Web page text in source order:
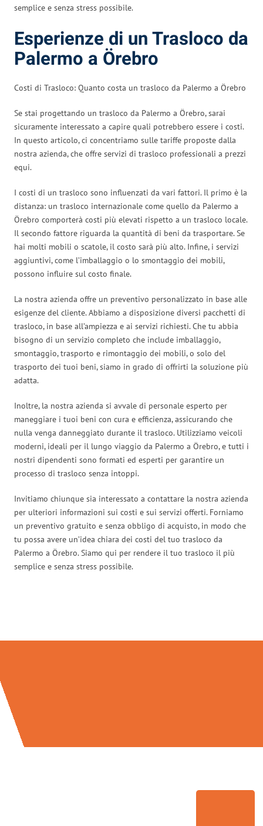
semplice e senza stress possibile.
Esperienze di un Trasloco da
Palermo a Örebro
Costi di Trasloco: Quanto costa un trasloco da Palermo a Örebro
Se stai progettando un trasloco da Palermo a Örebro, sarai
sicuramente interessato a capire quali potrebbero essere i costi.
In questo articolo, ci concentriamo sulle tariffe proposte dalla
nostra azienda, che offre servizi di trasloco professionali a prezzi
equi.
I costi di un trasloco sono influenzati da vari fattori. Il primo è la
distanza: un trasloco internazionale come quello da Palermo a
Örebro comporterà costi più elevati rispetto a un trasloco locale.
Il secondo fattore riguarda la quantità di beni da trasportare. Se
hai molti mobili o scatole, il costo sarà più alto. Infine, i servizi
aggiuntivi, come l’imballaggio o lo smontaggio dei mobili,
possono influire sul costo finale.
La nostra azienda offre un preventivo personalizzato in base alle
esigenze del cliente. Abbiamo a disposizione diversi pacchetti di
trasloco, in base all’ampiezza e ai servizi richiesti. Che tu abbia
bisogno di un servizio completo che include imballaggio,
smontaggio, trasporto e rimontaggio dei mobili, o solo del
trasporto dei tuoi beni, siamo in grado di offrirti la soluzione più
adatta.
Inoltre, la nostra azienda si avvale di personale esperto per
maneggiare i tuoi beni con cura e efficienza, assicurando che
nulla venga danneggiato durante il trasloco. Utilizziamo veicoli
moderni, ideali per il lungo viaggio da Palermo a Örebro, e tutti i
nostri dipendenti sono formati ed esperti per garantire un
processo di trasloco senza intoppi.
Invitiamo chiunque sia interessato a contattare la nostra azienda
per ulteriori informazioni sui costi e sui servizi offerti. Forniamo
un preventivo gratuito e senza obbligo di acquisto, in modo che
tu possa avere un’idea chiara dei costi del tuo trasloco da
Palermo a Örebro. Siamo qui per rendere il tuo trasloco il più
semplice e senza stress possibile.